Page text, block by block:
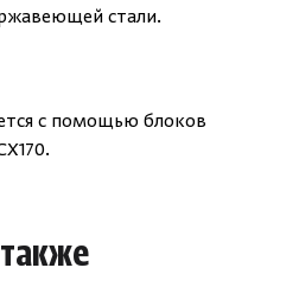
стали.
с помощью блоков